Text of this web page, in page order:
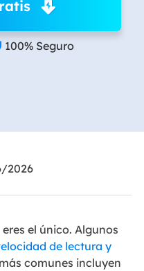
100% Seguro
2026
el único. Algunos
de lectura y
comunes incluyen